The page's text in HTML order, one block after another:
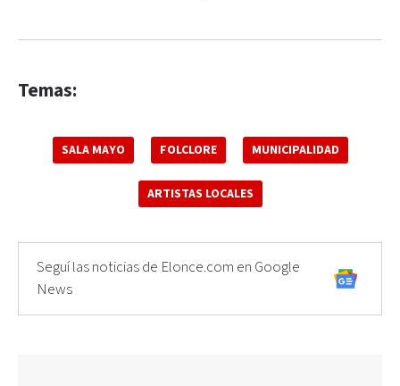
Temas:
SALA MAYO FOLCLORE MUNICIPALIDAD
ARTISTAS LOCALES
Seguí las noticias de Elonce.com en Google
News